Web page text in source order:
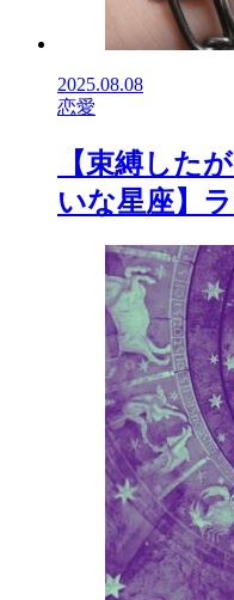
2025.08.08
恋愛
【束縛した
いな星座】